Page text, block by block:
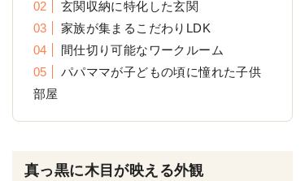
玄関収納に特化した玄関
家族が集まるこだわりLDK
間仕切り可能なワークルーム
パパママが子どもの頃に憧れた子供
部屋
真っ黒に木目が映える外観